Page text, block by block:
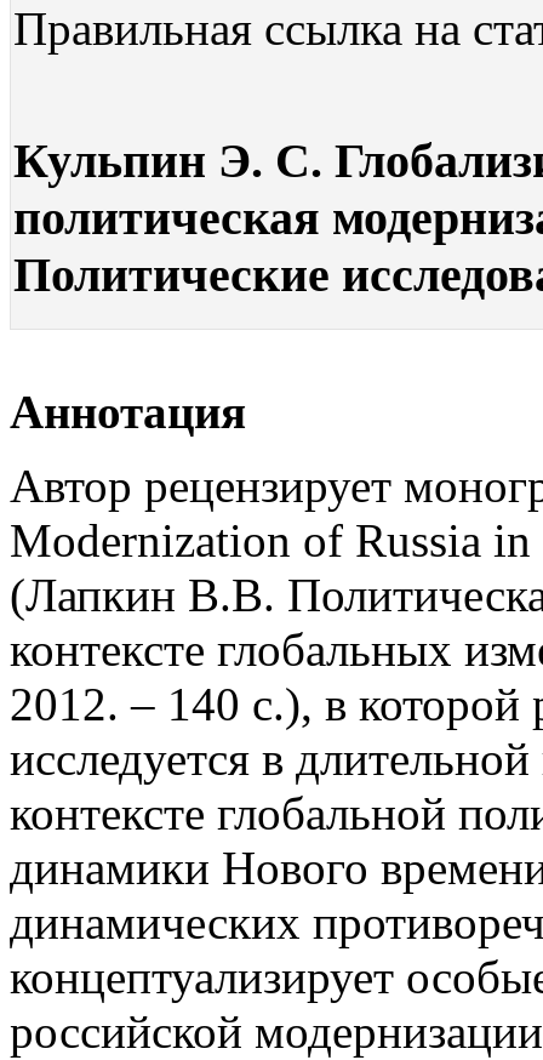
Правильная ссылка на
Кульпин Э. С.
политическая
Политические
Аннотация
Автор рецензирует
Modernization of Russia
(Лапкин В.В.
контексте глобальных
2012. – 140 с.), в которой
исследуется в
контексте глобальной
динамики Нового
динамических
концептуализирует
российской